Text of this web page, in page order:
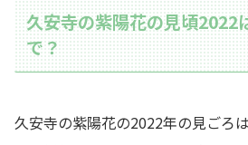
久安寺の紫陽花の見頃2022
で？
久安寺の紫陽花の2022年の見ごろ